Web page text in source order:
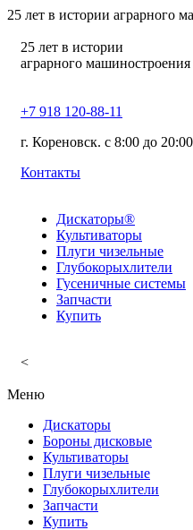
25 лет в истории аграрного
25 лет в истории
аграрного машиностроения
+7 918 120-88-11
г. Кореновск. c 8:00 до 20:00
Контакты
Дискаторы®
Культиваторы
Плуги чизельные
Глубокорыхлители
Гусеничные системы
Запчасти
Купить
<
Меню
Дискаторы
Бороны дисковые
Культиваторы
Плуги чизельные
Глубокорыхлители
Запчасти
Купить